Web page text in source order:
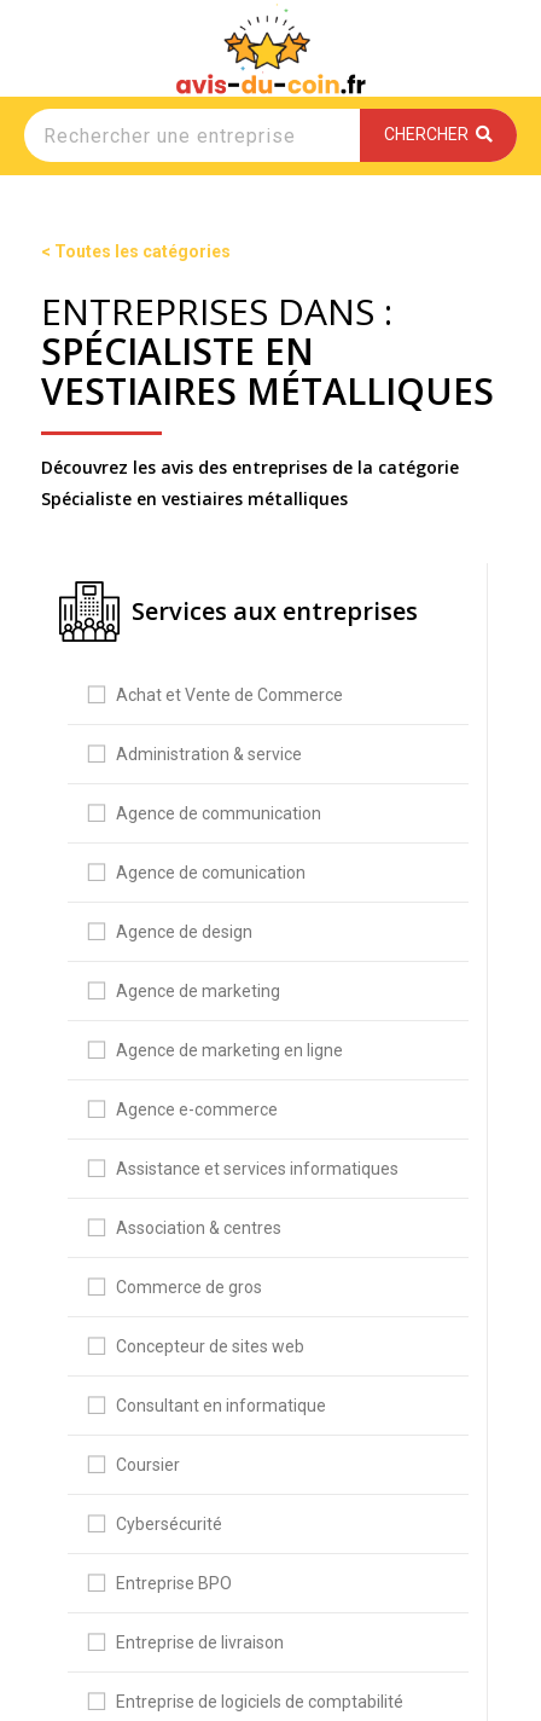
CHERCHER
< Toutes les catégories
ENTREPRISES DANS :
SPÉCIALISTE EN
VESTIAIRES MÉTALLIQUES
Découvrez les avis des entreprises de la catégorie
Spécialiste en vestiaires métalliques
Services aux entreprises
Achat et Vente de Commerce
Administration & service
Agence de communication
Agence de comunication
Agence de design
Agence de marketing
Agence de marketing en ligne
Agence e-commerce
Assistance et services informatiques
Association & centres
Commerce de gros
Concepteur de sites web
Consultant en informatique
Coursier
Cybersécurité
Entreprise BPO
Entreprise de livraison
Entreprise de logiciels de comptabilité